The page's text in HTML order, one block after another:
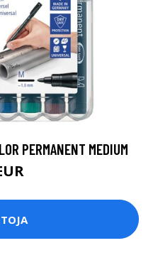
PERMANENT MEDIUM